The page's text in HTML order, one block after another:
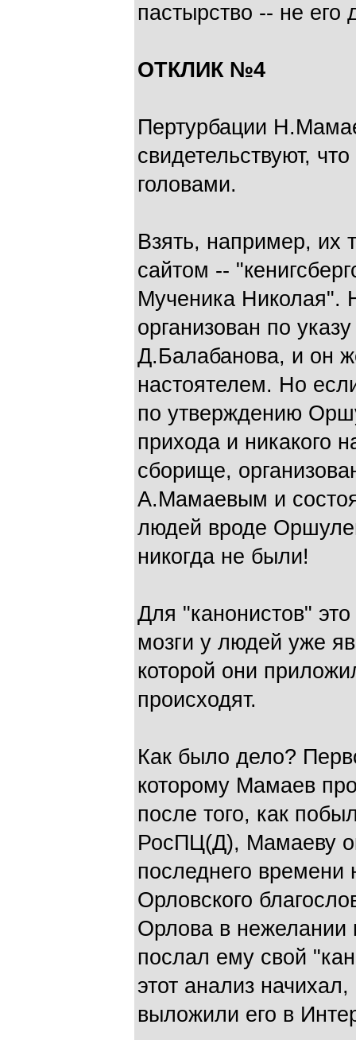
пастырство -- не его
ОТКЛИК №4
Пертурбации
свидетельствуют,
головами.
Взять, например, их
сайтом --
Мученика Николая".
организован по
Д.Балабанова, и он
настоятелем. Но
по утверждению
прихода и никакого
сборище,
А.Мамаевым и
людей вроде
никогда не были!
Для "канонистов"
мозги у людей уже
которой они
происходят.
Как было дело?
которому Мамаев
после того, как
РосПЦ(Д), Мамаеву
последнего
Орловского
Орлова в нежелании
послал ему свой
этот анализ
выложили его в